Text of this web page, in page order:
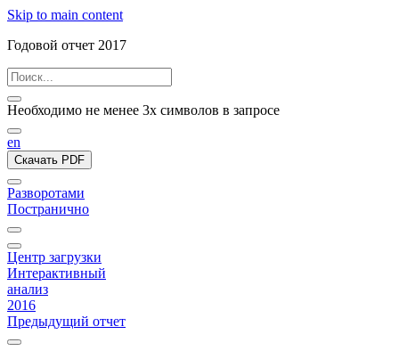
Skip to main content
Годовой отчет 2017
Необходимо не менее 3х символов в запросе
en
Скачать PDF
Разворотами
Постранично
Центр загрузки
Интерактивный
анализ
2016
Предыдущий отчет